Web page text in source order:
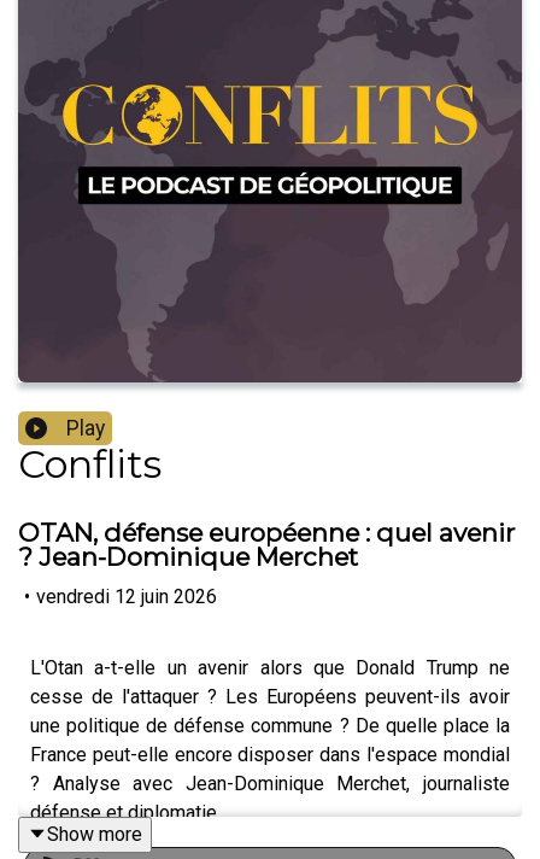
Play
Conflits
OTAN, défense européenne : quel avenir
? Jean-Dominique Merchet
• vendredi 12 juin 2026
L'Otan a-t-elle un avenir alors que Donald Trump ne
cesse de l'attaquer ? Les Européens peuvent-ils avoir
une politique de défense commune ? De quelle place la
France peut-elle encore disposer dans l'espace mondial
? Analyse avec Jean-Dominique Merchet, journaliste
défense et diplomatie.
Show more